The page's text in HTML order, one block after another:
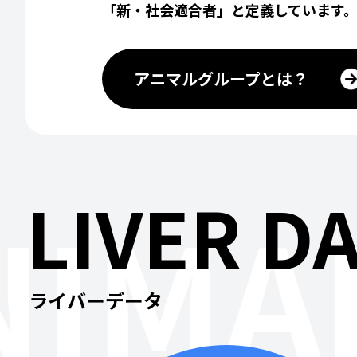
「新・社会適合者」と定義しています。
アニマルグループとは？
LIVER
ライバーデータ